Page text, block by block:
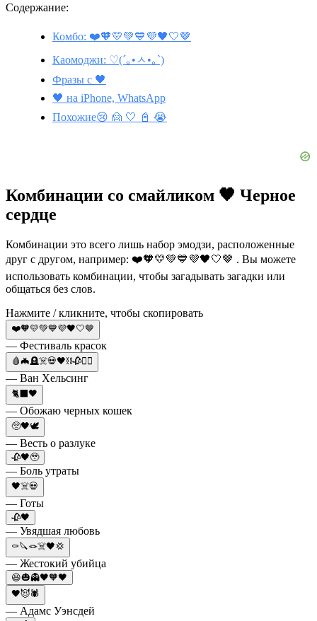
Содержание:
Комбо: ❤️🧡💛💚💙💜🖤🤍🤎
Каомоджи: ♡(´｡•ㅅ•｡`)
Фразы с 🖤
🖤 на iPhone, WhatsApp
Похожие😢 🙍 🤍 📓 😭
Комбинации со смайликом 🖤 Черное
сердце
Комбинации это всего лишь набор эмодзи, расположенные
друг с другом, например: ❤️🧡💛💚💙💜🖤🤍🤎 . Вы можете
использовать комбинации, чтобы загадывать загадки или
общаться без слов.
Нажмите / кликните, чтобы скопировать
❤️🧡💛💚💙💜🖤🤍🤎
— Фестиваль красок
🩸🦇🪦☠️💀🖤⛓️🥀🧛‍♀️
— Ван Хельсинг
🐈‍⬛🖤
— Обожаю черных кошек
🥺🖤🕊️
— Весть о разлуке
🥀🖤🥹
— Боль утраты
🖤☠️💀
— Готы
🥀🖤
— Увядшая любовь
⚰️🔪🪢☠️🖤💢
— Жестокий убийца
😆🎃👻🖤🧡🖤
🖤😈🕷️
— Адамс Уэнсдей